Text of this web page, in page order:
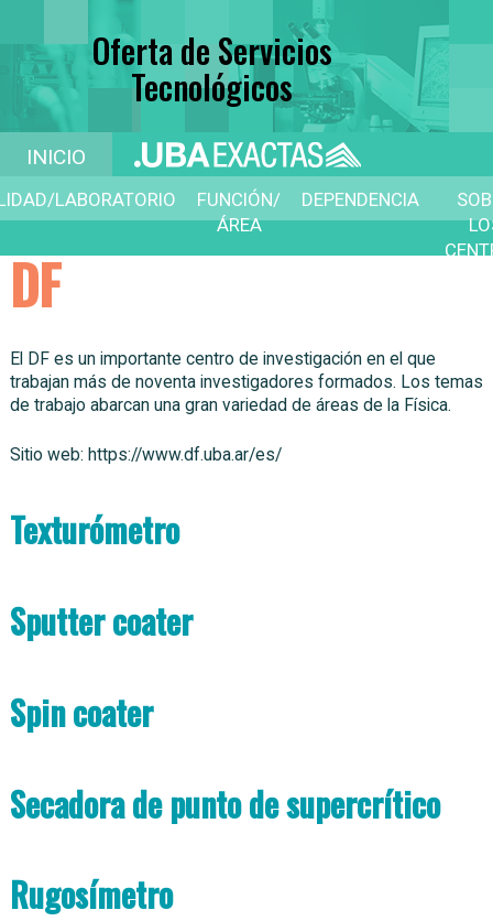
Oferta de Servicios
Tecnológicos
INICIO
LABORATORIO
FUNCIÓN/
ÁREA
DEPENDENCIA
DF
El DF es un importante centro de investigación en el que
trabajan más de noventa investigadores formados. Los temas
de trabajo abarcan una gran variedad de áreas de la Física.
Sitio web: https://www.df.uba.ar/es/
Texturómetro
Sputter coater
Spin coater
Secadora de punto de supercrítico
Rugosímetro